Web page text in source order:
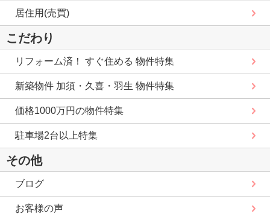
居住用(売買)
こだわり
リフォーム済！ すぐ住める 物件特集
新築物件 加須・久喜・羽生 物件特集
価格1000万円の物件特集
駐車場2台以上特集
その他
ブログ
お客様の声